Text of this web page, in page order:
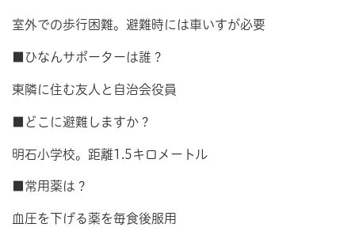
室外での歩行困難。避難時には車いすが必要
■ひなんサポーターは誰？
東隣に住む友人と自治会役員
■どこに避難しますか？
明石小学校。距離1.5キロメートル
■常用薬は？
血圧を下げる薬を毎食後服用